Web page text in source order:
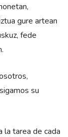
gure artean
fede
su
la tarea de cada